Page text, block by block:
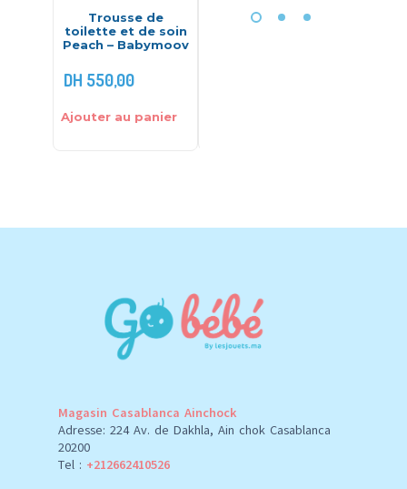
Trousse de
toilette et de soin
Peach – Babymoov
DH 550,00
Ajouter au panier
Trousse de
Magasin Casablanca Ainchock
Adresse: 224 Av. de Dakhla, Ain chok Casablanca
20200
Tel : +212662410526